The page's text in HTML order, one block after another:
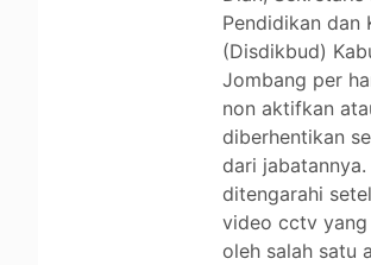
Pendidikan dan
(Disdikbud)
Jombang per
non aktifkan
diberhentikan
dari
ditengarahi
video cctv yang
oleh salah satu